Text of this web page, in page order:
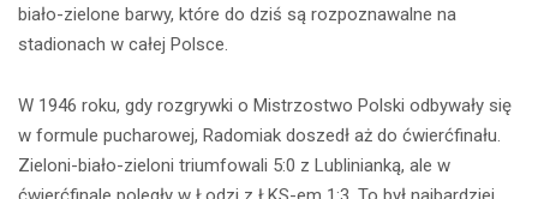
biało-zielone barwy, które do dziś są rozpoznawalne na
stadionach w całej Polsce.
W 1946 roku, gdy rozgrywki o Mistrzostwo Polski odbywały się
w formule pucharowej, Radomiak doszedł aż do ćwierćfinału.
Zieloni-biało-zieloni triumfowali 5:0 z Lublinianką, ale w